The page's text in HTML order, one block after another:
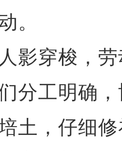
。
穿梭，劳
分工明确
土，仔细